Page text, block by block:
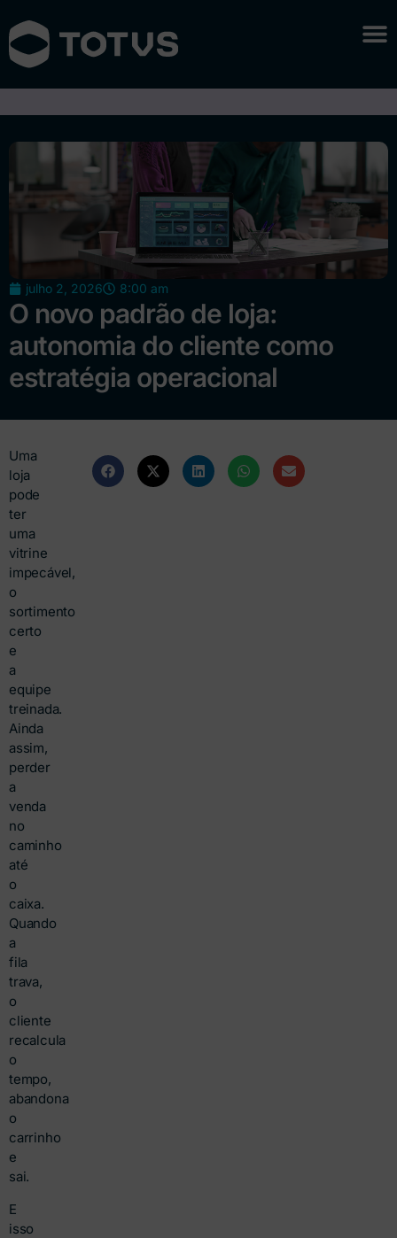
julho 2, 2026 8:00 am
O novo padrão de loja:
autonomia do cliente como
estratégia operacional
Uma
loja
pode
ter
uma
vitrine
impecável,
o
sortimento
certo
e
a
equipe
treinada.
Ainda
assim,
perder
a
venda
no
caminho
até
o
caixa.
Quando
a
fila
trava,
o
cliente
recalcula
o
tempo,
abandona
o
carrinho
e
sai.
E
isso